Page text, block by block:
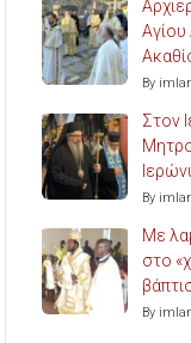
Αγίου
By
Στον
By
Με
στο
By